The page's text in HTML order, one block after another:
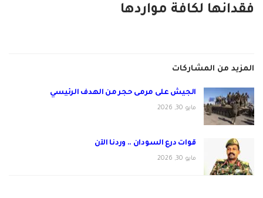
فقدانها لكافة مواردها
المزيد من المشاركات
الجيش على مرمى حجر من الهدف الرئيسي
مايو 30, 2026
قوات درع السودان .. وردنا الآن
مايو 30, 2026